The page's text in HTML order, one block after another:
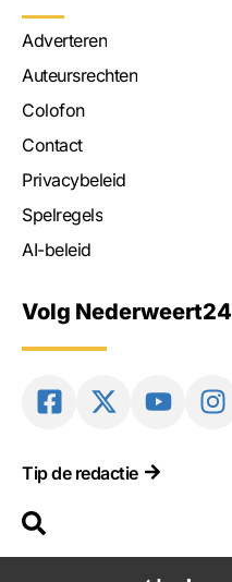
Adverteren
Auteursrechten
Colofon
Contact
Privacybeleid
Spelregels
AI-beleid
Volg Nederweert24
Tip de redactie